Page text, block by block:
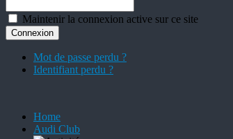
Maintenir la connexion active sur ce site
Mot de passe perdu ?
Identifiant perdu ?
Home
Audi Club